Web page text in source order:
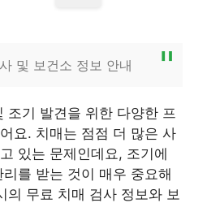
및 보건소 정보 안내
조기 발견을 위한 다양한 프
요. 치매는 점점 더 많은 사
있는 문제인데요, 조기에
를 받는 것이 매우 중요해
의 무료 치매 검사 정보와 보